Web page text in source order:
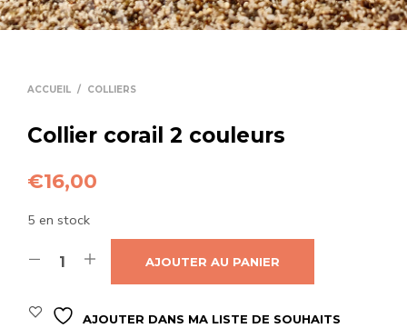
ACCUEIL / COLLIERS
Collier corail 2 couleurs
€16,00
5 en stock
AJOUTER AU PANIER
AJOUTER DANS MA LISTE DE SOUHAITS